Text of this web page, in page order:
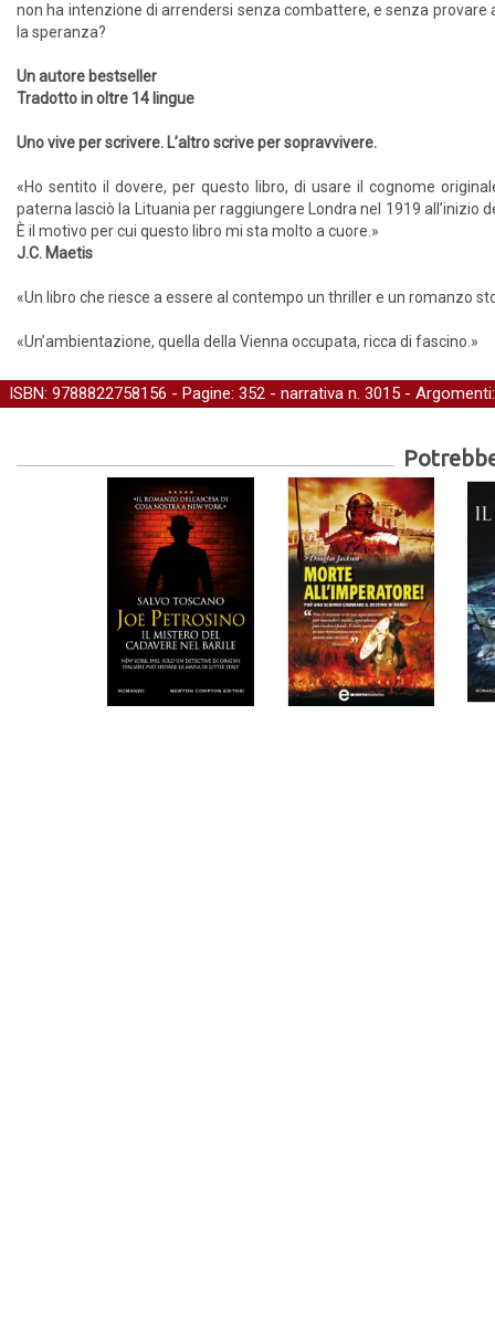
non ha intenzione di arrendersi senza combattere, e senza
la speranza?
Un autore bestseller
Tradotto in oltre 14 lingue
Uno vive per scrivere. L’altro scrive per sopravvivere.
«Ho sentito il dovere, per questo libro, di usare il cognome
paterna lasciò la Lituania per raggiungere Londra nel 1919
È il motivo per cui questo libro mi sta molto a cuore.»
J.C. Maetis
«Un libro che riesce a essere al contempo un thriller e un romanzo
«Un’ambientazione, quella della Vienna occupata, ricca di fascino.»
ISBN: 9788822758156 - Pagine: 352 - narrativa n. 3015 -